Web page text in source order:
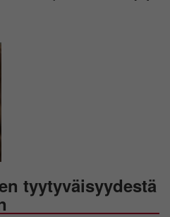
tyytyväisyydestä